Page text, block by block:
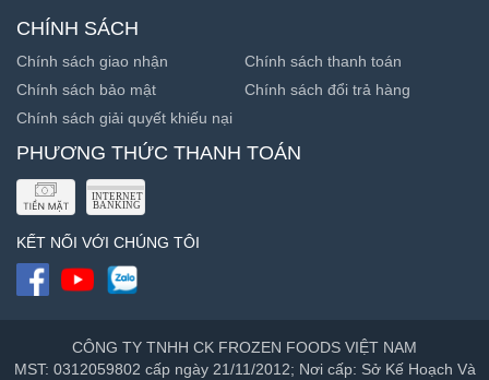
CHÍNH SÁCH
Chính sách giao nhận
Chính sách thanh toán
Chính sách bảo mật
Chính sách đổi trả hàng
Chính sách giải quyết khiếu nại
PHƯƠNG THỨC THANH TOÁN
KẾT NỐI VỚI CHÚNG TÔI
CÔNG TY TNHH CK FROZEN FOODS VIỆT NAM
MST: 0312059802 cấp ngày 21/11/2012; Nơi cấp: Sở Kế Hoạch Và